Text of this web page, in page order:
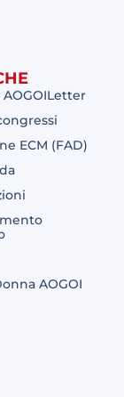
ECM (FAD)
AOGOI